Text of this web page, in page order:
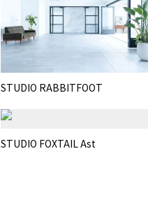
STUDIO RABBITFOOT
STUDIO FOXTAIL Ast